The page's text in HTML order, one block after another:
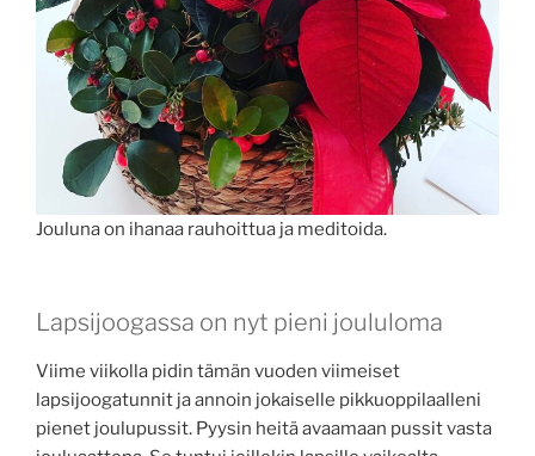
Jouluna on ihanaa rauhoittua ja meditoida.
Lapsijoogassa on nyt pieni joululoma
Viime viikolla pidin tämän vuoden viimeiset
lapsijoogatunnit ja annoin jokaiselle pikkuoppilaalleni
pienet joulupussit. Pyysin heitä avaamaan pussit vasta